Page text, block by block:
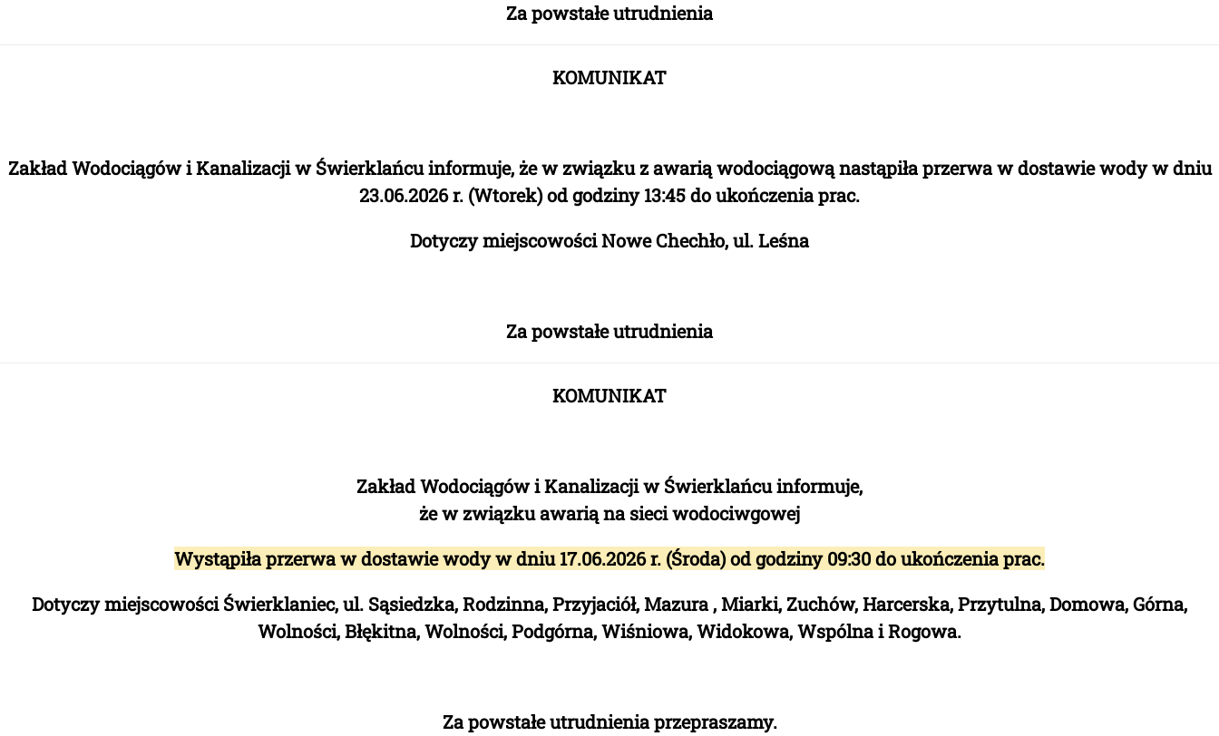
Za powstałe utrudnienia
KOMUNIKAT
Zakład Wodociągów i Kanalizacji w Świerklańcu informuje, że w związku z awarią wodociągową nastąpiła przerwa w dostawie wody w dniu
23.06.2026 r. (Wtorek) od godziny 13:45doukończenia prac.
Dotyczy miejscowości Nowe Chechło, ul. Leśna
Za powstałe utrudnienia
KOMUNIKAT
Zakład Wodociągów i Kanalizacji w Świerklańcu informuje,
że w związku awarią na sieci wodociwgowej
Wystąpiła przerwa w dostawie wody w dniu17.06.2026 r. (Środa) od godziny 09:30doukończenia prac.
Dotyczy miejscowości Świerklaniec, ul. Sąsiedzka, Rodzinna, Przyjaciół, Mazura , Miarki, Zuchów, Harcerska, Przytulna, Domowa, Górna,
Wolności, Błękitna, Wolności, Podgórna, Wiśniowa, Widokowa, Wspólna i Rogowa.
Za powstałe utrudnienia przepraszamy.